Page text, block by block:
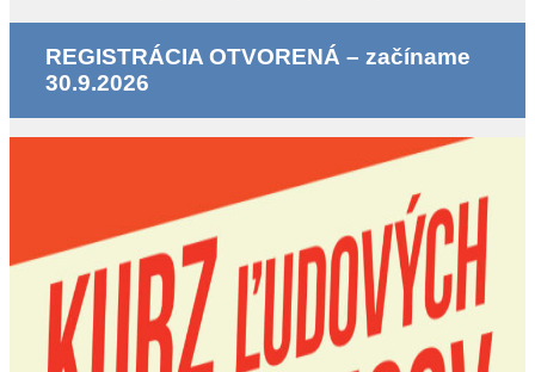
REGISTRÁCIA OTVORENÁ – začíname
30.9.2026